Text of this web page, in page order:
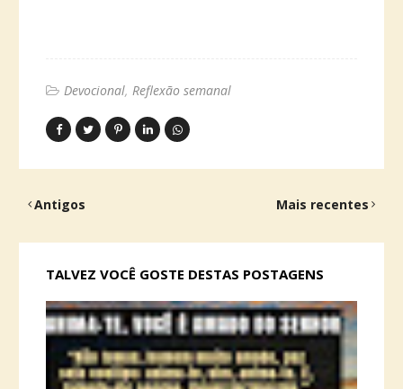
Devocional Reflexão semanal
Mais recentes
Antigos
TALVEZ VOCÊ GOSTE DESTAS POSTAGENS